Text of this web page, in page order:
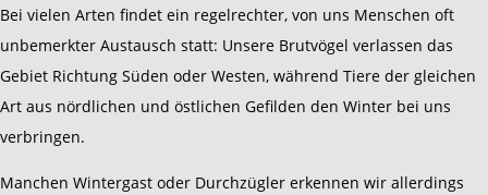
Bei vielen Arten findet ein regelrechter, von uns Menschen oft
unbemerkter Austausch statt: Unsere Brutvögel verlassen das
Gebiet Richtung Süden oder Westen, während Tiere der gleichen
Art aus nördlichen und östlichen Gefilden den Winter bei uns
verbringen.
Manchen Wintergast oder Durchzügler erkennen wir allerdings